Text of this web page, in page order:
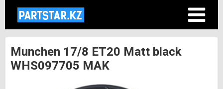
Munchen 17/8 ET20 Matt black
WHS097705 MAK